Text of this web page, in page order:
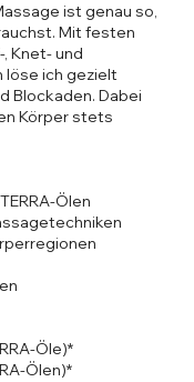
ist genau so,
Mit festen
Knet- und
löse ich gezielt
Blockaden. Dabei
Körper stets
Ölen
Öle)*
Ölen)*